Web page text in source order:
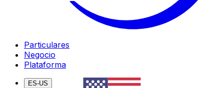
Particulares
Negocio
Plataforma
ES-US